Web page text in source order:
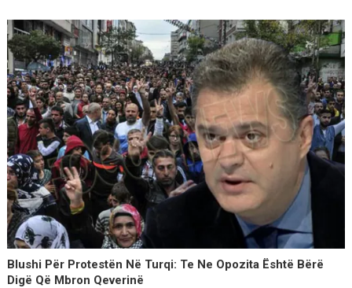
Blushi Për Protestën Në Turqi: Te Ne Opozita Është Bërë
Digë Që Mbron Qeverinë